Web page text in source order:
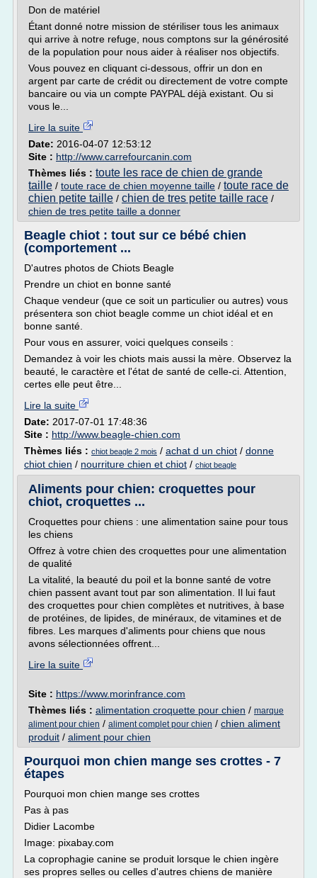
Don de matériel
Étant donné notre mission de stériliser tous les animaux
qui arrive à notre refuge, nous comptons sur la générosité
de la population pour nous aider à réaliser nos objectifs.
Vous pouvez en cliquant ci-dessous, offrir un don en
argent par carte de crédit ou directement de votre compte
bancaire ou via un compte PAYPAL déjà existant. Ou si
vous le...
Lire la suite
Date: 2016-04-07 12:53:12
Site : http://www.carrefourcanin.com
Thèmes liés : toute les race de chien de grande
taille / toute race de chien moyenne taille / toute race de
chien petite taille / chien de tres petite taille race /
chien de tres petite taille a donner
Beagle chiot : tout sur ce bébé chien
(comportement ...
D'autres photos de Chiots Beagle
Prendre un chiot en bonne santé
Chaque vendeur (que ce soit un particulier ou autres) vous
présentera son chiot beagle comme un chiot idéal et en
bonne santé.
Pour vous en assurer, voici quelques conseils :
Demandez à voir les chiots mais aussi la mère. Observez la
beauté, le caractère et l'état de santé de celle-ci. Attention,
certes elle peut être...
Lire la suite
Date: 2017-07-01 17:48:36
Site : http://www.beagle-chien.com
Thèmes liés : chiot beagle 2 mois / achat d un chiot / donne
chiot chien / nourriture chien et chiot / chiot beagle
Aliments pour chien: croquettes pour
chiot, croquettes ...
Croquettes pour chiens : une alimentation saine pour tous
les chiens
Offrez à votre chien des croquettes pour une alimentation
de qualité
La vitalité, la beauté du poil et la bonne santé de votre
chien passent avant tout par son alimentation. Il lui faut
des croquettes pour chien complètes et nutritives, à base
de protéines, de lipides, de minéraux, de vitamines et de
fibres. Les marques d'aliments pour chiens que nous
avons sélectionnées offrent...
Lire la suite
Site : https://www.morinfrance.com
Thèmes liés : alimentation croquette pour chien / marque
aliment pour chien / aliment complet pour chien / chien aliment
produit / aliment pour chien
Pourquoi mon chien mange ses crottes - 7
étapes
Pourquoi mon chien mange ses crottes
Pas à pas
Didier Lacombe
Image: pixabay.com
La coprophagie canine se produit lorsque le chien ingère
ses propres selles ou celles d'autres chiens de manière